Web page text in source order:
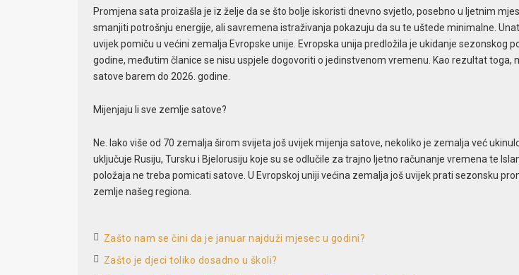
Promjena sata proizašla je iz želje da se što bolje iskoristi dnevno svjetlo, posebno u ljetnim
smanjiti potrošnju energije, ali savremena istraživanja pokazuju da su te uštede minimalne.
uvijek pomiču u većini zemalja Evropske unije. Evropska unija predložila je ukidanje sezonskog
godine, međutim članice se nisu uspjele dogovoriti o jedinstvenom vremenu. Kao rezultat toga,
satove barem do 2026. godine.
Mijenjaju li sve zemlje satove?
Ne. Iako više od 70 zemalja širom svijeta još uvijek mijenja satove, nekoliko je zemalja već
uključuje Rusiju, Tursku i Bjelorusiju koje su se odlučile za trajno ljetno računanje vremena te
položaja ne treba pomicati satove. U Evropskoj uniji većina zemalja još uvijek prati sezonsku
zemlje našeg regiona.
Zašto nam se čini da je januar najduži mjesec u godini?
Zašto je djeci toliko dosadno u školi?